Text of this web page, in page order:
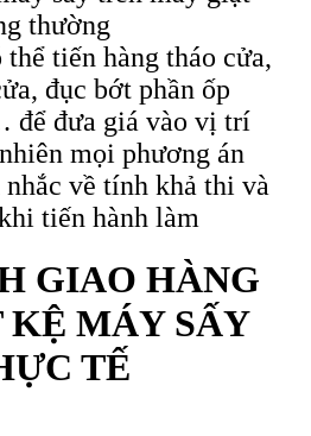
thường
tiến hàng tháo cửa,
đục bớt phần ốp
để đưa giá vào vị trí
mọi phương án
nhắc về tính khả thi và
tiến hành làm
GIAO HÀNG
MÁY SẤY
TẾ